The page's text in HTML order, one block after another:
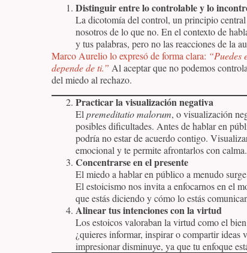
Distinguir entre lo controlable y lo
La dicotomía del control, un principio central
nosotros de lo que no. En el contexto de
y tus palabras, pero no las reacciones de la
Marco Aurelio lo expresó de forma clara: “Puedes
depende de ti.” Al aceptar que no podemos
del miedo al rechazo.
Practicar la visualización negativa
El premeditatio malorum, o visualización
posibles dificultades. Antes de hablar en
podría no estar de acuerdo contigo.
emocional y te permite afrontarlos con calma.
Concentrarse en el presente
El miedo a hablar en público a menudo
El estoicismo nos invita a enfocarnos en el
que estás diciendo y cómo lo estás
Alinear tus intenciones con la virtud
Los estoicos valoraban la virtud como el
¿quieres informar, inspirar o compartir ideas
impresionar disminuye, ya que tu enfoque